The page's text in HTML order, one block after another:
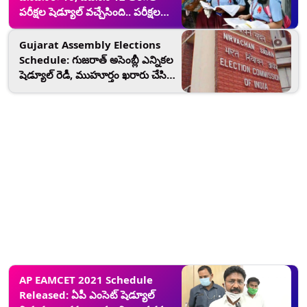
పరీక్షల షెడ్యూల్ వచ్చేసింది.. పరీక్షల
తేదీలివే!
Gujarat Assembly Elections
Schedule: గుజరాత్ అసెంబ్లీ ఎన్నికల
షెడ్యూల్‌ రెడీ, ముహూర్తం ఖరారు చేసిన
AP EAMCET 2021 Schedule
Released: ఏపీ ఎంసెట్ షెడ్యూల్‌